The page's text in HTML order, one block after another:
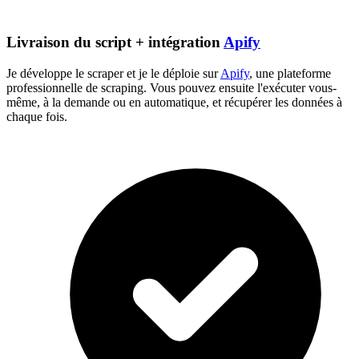
Livraison du script + intégration Apify
Je développe le scraper et je le déploie surApify, une plateforme
professionnelle de scraping. Vous pouvez ensuite l'exécuter vous-
même, à la demande ou en automatique, et récupérer les données à
chaque fois.